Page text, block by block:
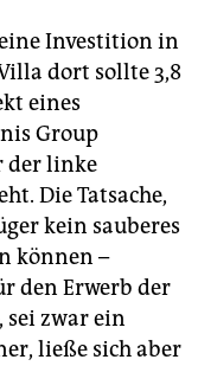
Investition in
dort sollte 3,8
eines
Group
der linke
Die Tatsache,
kein sauberes
können –
den Erwerb der
sei zwar ein
ließe sich aber